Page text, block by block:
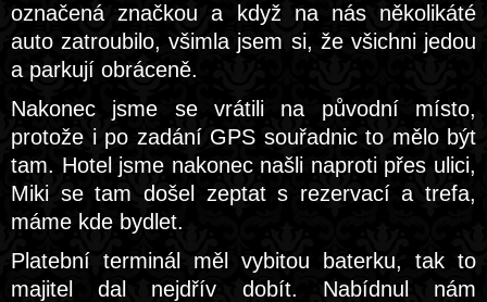
označená značkou a když na nás několikáté
auto zatroubilo, všimla jsem si, že všichni jedou
a parkují obráceně.
Nakonec jsme se vrátili na původní místo,
protože i po zadání GPS souřadnic to mělo být
tam. Hotel jsme nakonec našli naproti přes ulici,
Miki se tam došel zeptat s rezervací a trefa,
máme kde bydlet.
Platební terminál měl vybitou baterku, tak to
majitel dal nejdřív dobít. Nabídnul nám